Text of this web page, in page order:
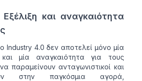
και αναγκαιότητα
Industry 4.0 δεν αποτελεί μόνο μία
μία αναγκαιότητα για τους
παραμείνουν ανταγωνιστικοί και
στην παγκόσμια αγορά,